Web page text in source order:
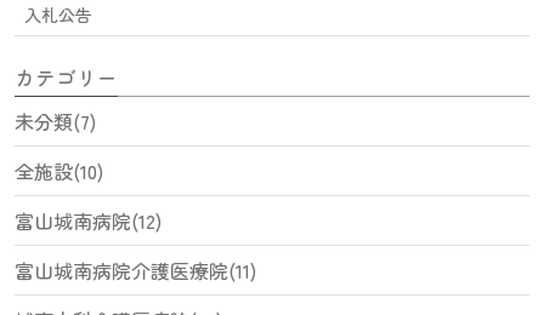
入札公告
カテゴリー
未分類(7)
全施設(10)
富山城南病院(12)
富山城南病院介護医療院(11)